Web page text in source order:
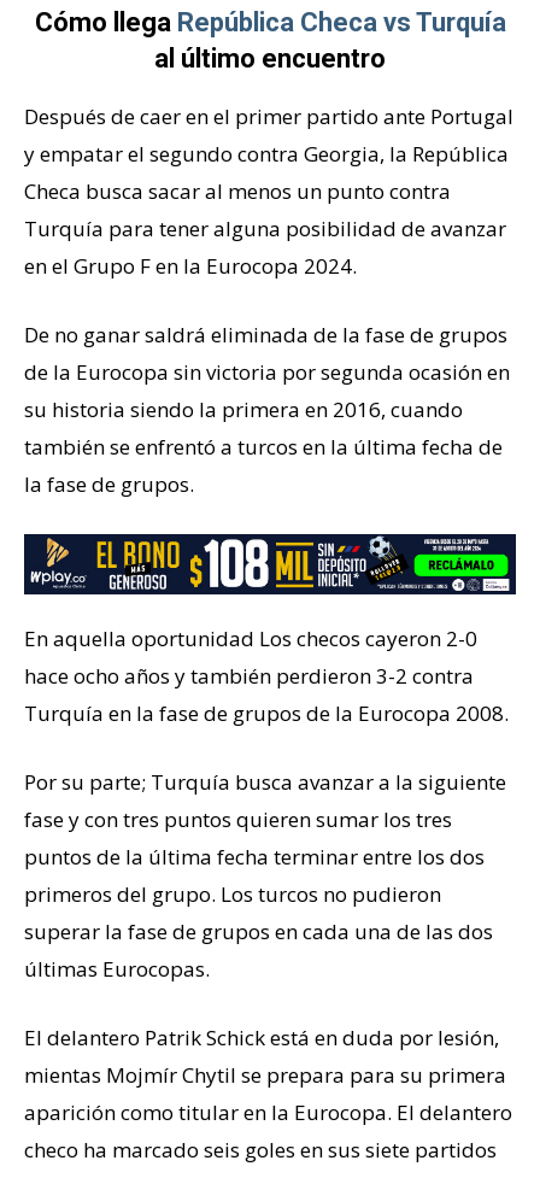
Cómo llega República Checa vs Turquía
al último encuentro
Después de caer en el primer partido ante Portugal
y empatar el segundo contra Georgia, la República
Checa busca sacar al menos un punto contra
Turquía para tener alguna posibilidad de avanzar
en el Grupo F en la Eurocopa 2024.
De no ganar saldrá eliminada de la fase de grupos
de la Eurocopa sin victoria por segunda ocasión en
su historia siendo la primera en 2016, cuando
también se enfrentó a turcos en la última fecha de
la fase de grupos.
En aquella oportunidad Los checos cayeron 2-0
hace ocho años y también perdieron 3-2 contra
Turquía en la fase de grupos de la Eurocopa 2008.
Por su parte; Turquía busca avanzar a la siguiente
fase y con tres puntos quieren sumar los tres
puntos de la última fecha terminar entre los dos
primeros del grupo. Los turcos no pudieron
superar la fase de grupos en cada una de las dos
últimas Eurocopas.
El delantero Patrik Schick está en duda por lesión,
mientas Mojmír Chytil se prepara para su primera
aparición como titular en la Eurocopa. El delantero
checo ha marcado seis goles en sus siete partidos